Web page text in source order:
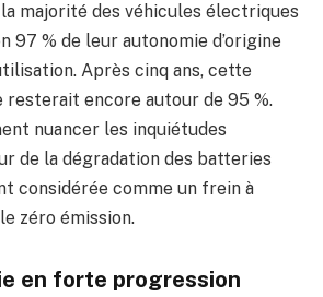
majorité des véhicules électriques
97 % de leur autonomie d’origine
Après cinq ans, cette
resterait encore autour de 95 %.
nuancer les inquiétudes
de la dégradation des batteries
considérée comme un frein à
zéro émission.
en forte progression